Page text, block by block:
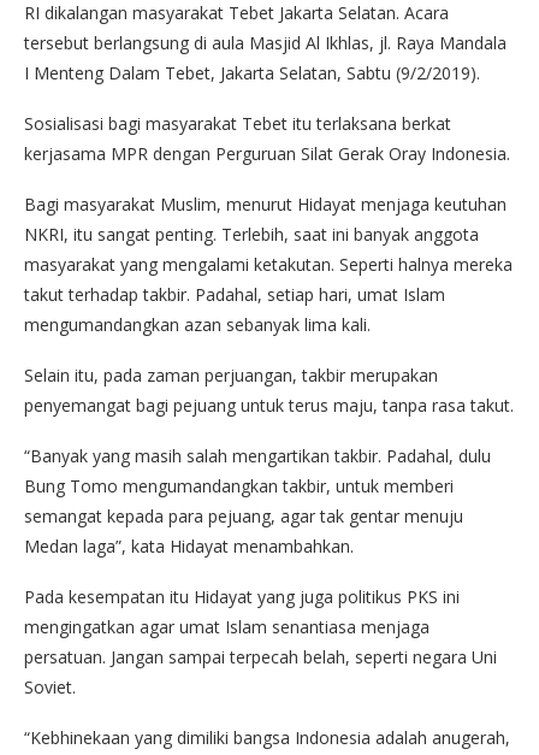
RI dikalangan masyarakat Tebet Jakarta Selatan. Acara
tersebut berlangsung di aula Masjid Al Ikhlas, jl. Raya Mandala
I Menteng Dalam Tebet, Jakarta Selatan, Sabtu (9/2/2019).
Sosialisasi bagi masyarakat Tebet itu terlaksana berkat
kerjasama MPR dengan Perguruan Silat Gerak Oray Indonesia.
Bagi masyarakat Muslim, menurut Hidayat menjaga keutuhan
NKRI, itu sangat penting. Terlebih, saat ini banyak anggota
masyarakat yang mengalami ketakutan. Seperti halnya mereka
takut terhadap takbir. Padahal, setiap hari, umat Islam
mengumandangkan azan sebanyak lima kali.
Selain itu, pada zaman perjuangan, takbir merupakan
penyemangat bagi pejuang untuk terus maju, tanpa rasa takut.
“Banyak yang masih salah mengartikan takbir. Padahal, dulu
Bung Tomo mengumandangkan takbir, untuk memberi
semangat kepada para pejuang, agar tak gentar menuju
Medan laga”, kata Hidayat menambahkan.
Pada kesempatan itu Hidayat yang juga politikus PKS ini
mengingatkan agar umat Islam senantiasa menjaga
persatuan. Jangan sampai terpecah belah, seperti negara Uni
Soviet.
“Kebhinekaan yang dimiliki bangsa Indonesia adalah anugerah,